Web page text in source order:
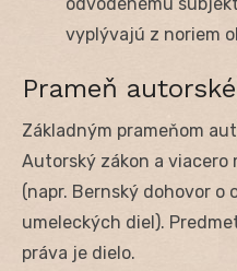
vyplývajú z noriem
Prameň
Základným prameňom
Autorský zákon a
(napr. Bernský dohovor o
umeleckých diel).
práva je dielo.